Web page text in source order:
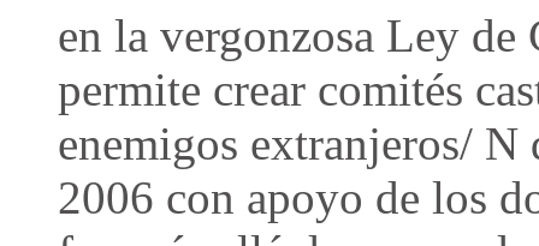
en la vergonzosa Ley
permite crear comités
enemigos extranjeros/ N
2006 con apoyo de los